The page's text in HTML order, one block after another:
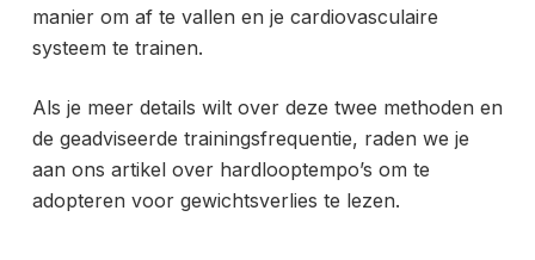
manier om af te vallen en je cardiovasculaire
systeem te trainen.
Als je meer details wilt over deze twee methoden en
de geadviseerde trainingsfrequentie, raden we je
aan ons artikel over hardlooptempo’s om te
adopteren voor gewichtsverlies te lezen.